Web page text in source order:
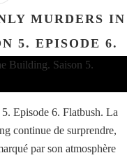
MURDERS IN
5. EPISODE 6.
Episode 6. Flatbush. La
continue de surprendre,
par son atmosphère